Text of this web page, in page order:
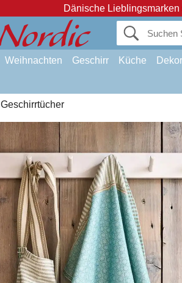
Dänische
Weihnachten Geschirr Küche
Geschirrtücher